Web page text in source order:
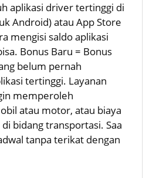
aplikasi driver tertinggi di
Android) atau App Store
mengisi saldo aplikasi
Bonus Baru = Bonus
belum pernah
tertinggi. Layanan
memperoleh
atau motor, atau biaya
bidang transportasi. Saa
tanpa terikat dengan